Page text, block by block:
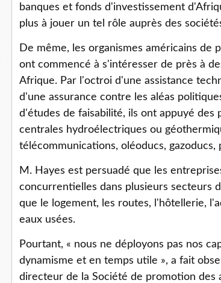
banques et fonds d'investissement
plus à jouer un tel rôle auprès des
De même, les organismes américains
ont commencé à s'intéresser de près à
Afrique. Par l'octroi d'une assistance
d'une assurance contre les aléas
d'études de faisabilité, ils ont appuyé
centrales hydroélectriques ou
télécommunications, oléoducs,
M. Hayes est persuadé que les
concurrentielles dans plusieurs secteurs
que le logement, les routes, l'hôtellerie,
eaux usées.
Pourtant, « nous ne déployons pas nos
dynamisme et en temps utile », a fait
directeur de la Société de promotion des